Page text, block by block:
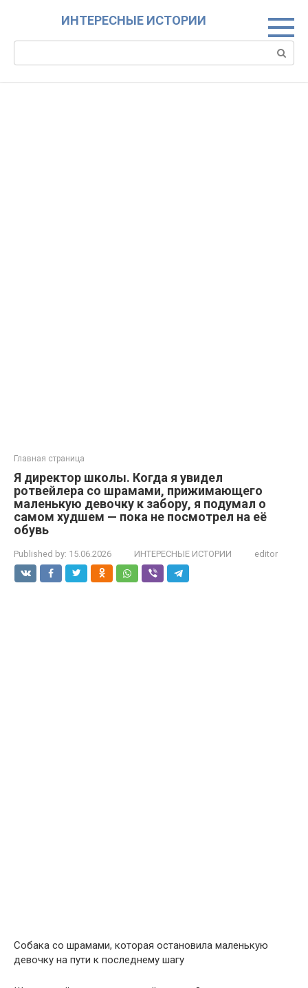
ИНТЕРЕСНЫЕ ИСТОРИИ
Главная страница
Я директор школы. Когда я увидел
ротвейлера со шрамами, прижимающего
маленькую девочку к забору, я подумал о
самом худшем — пока не посмотрел на её
обувь
Published by: 15.06.2026 ИНТЕРЕСНЫЕ ИСТОРИИ editor
Собака со шрамами, которая остановила маленькую
девочку на пути к последнему шагу